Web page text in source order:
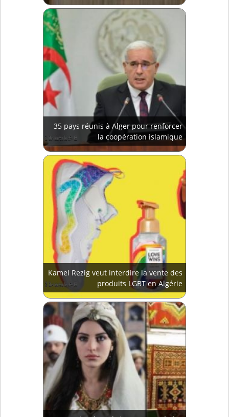
35 pays réunis à Alger pour renforcer
la coopération islamique
Kamel Rezig veut interdire la vente des
produits LGBT en Algérie